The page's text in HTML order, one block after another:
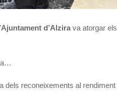
Ajuntament d’Alzira va atorgar
dels reconeixements al